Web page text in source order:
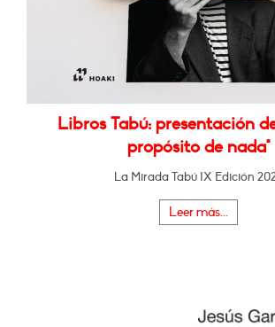
Libros Tabú: presentación
propósito de nada"
La Mirada Tabú IX Edición
Leer más...